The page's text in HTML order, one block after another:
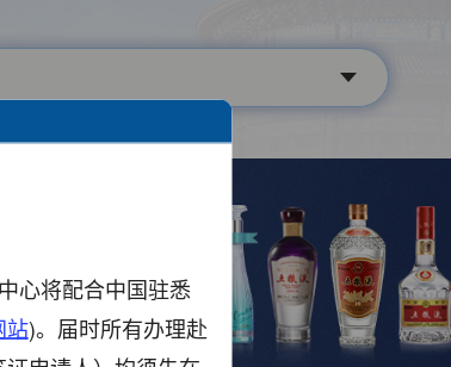
心将配合中国驻悉
站)。届时所有办理赴